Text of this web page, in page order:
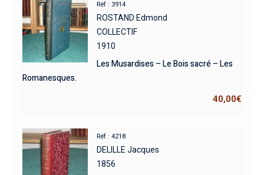
Réf : 3914
ROSTAND Edmond
COLLECTIF
1910
Les Musardises – Le Bois sacré – Les
Romanesques.
40,00€
Réf : 4218
DELILLE Jacques
1856